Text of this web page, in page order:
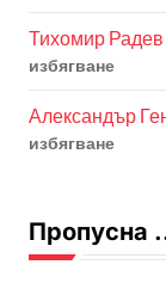
Тихомир Радев
избягване
Александър
избягване
Пропусна